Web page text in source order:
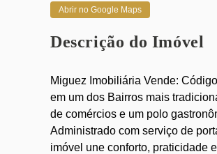
Abrir no Google Maps
Descrição do Imóvel
Miguez Imobiliária Vende:
em um dos Bairros mais
de comércios e um polo
Administrado com serviço de
imóvel une conforto, praticidade